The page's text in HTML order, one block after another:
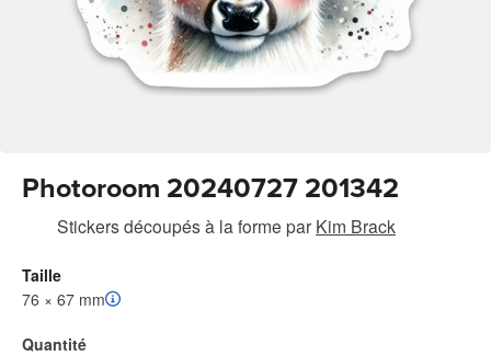
Photoroom 20240727 201342
Stickers découpés à la forme par Kim Brack
Taille
76 × 67 mm
Quantité